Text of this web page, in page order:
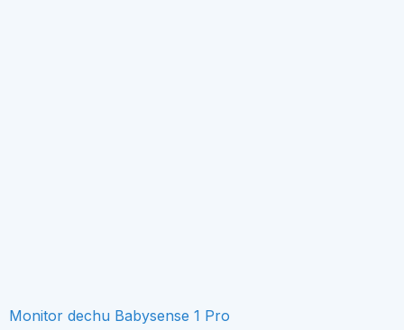
Monitor dechu Babysense 1 Pro